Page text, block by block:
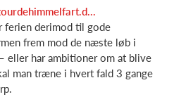
ferien derimod til gode
frem mod de næste løb i
eller har ambitioner om at blive
man træne i hvert fald 3 gange